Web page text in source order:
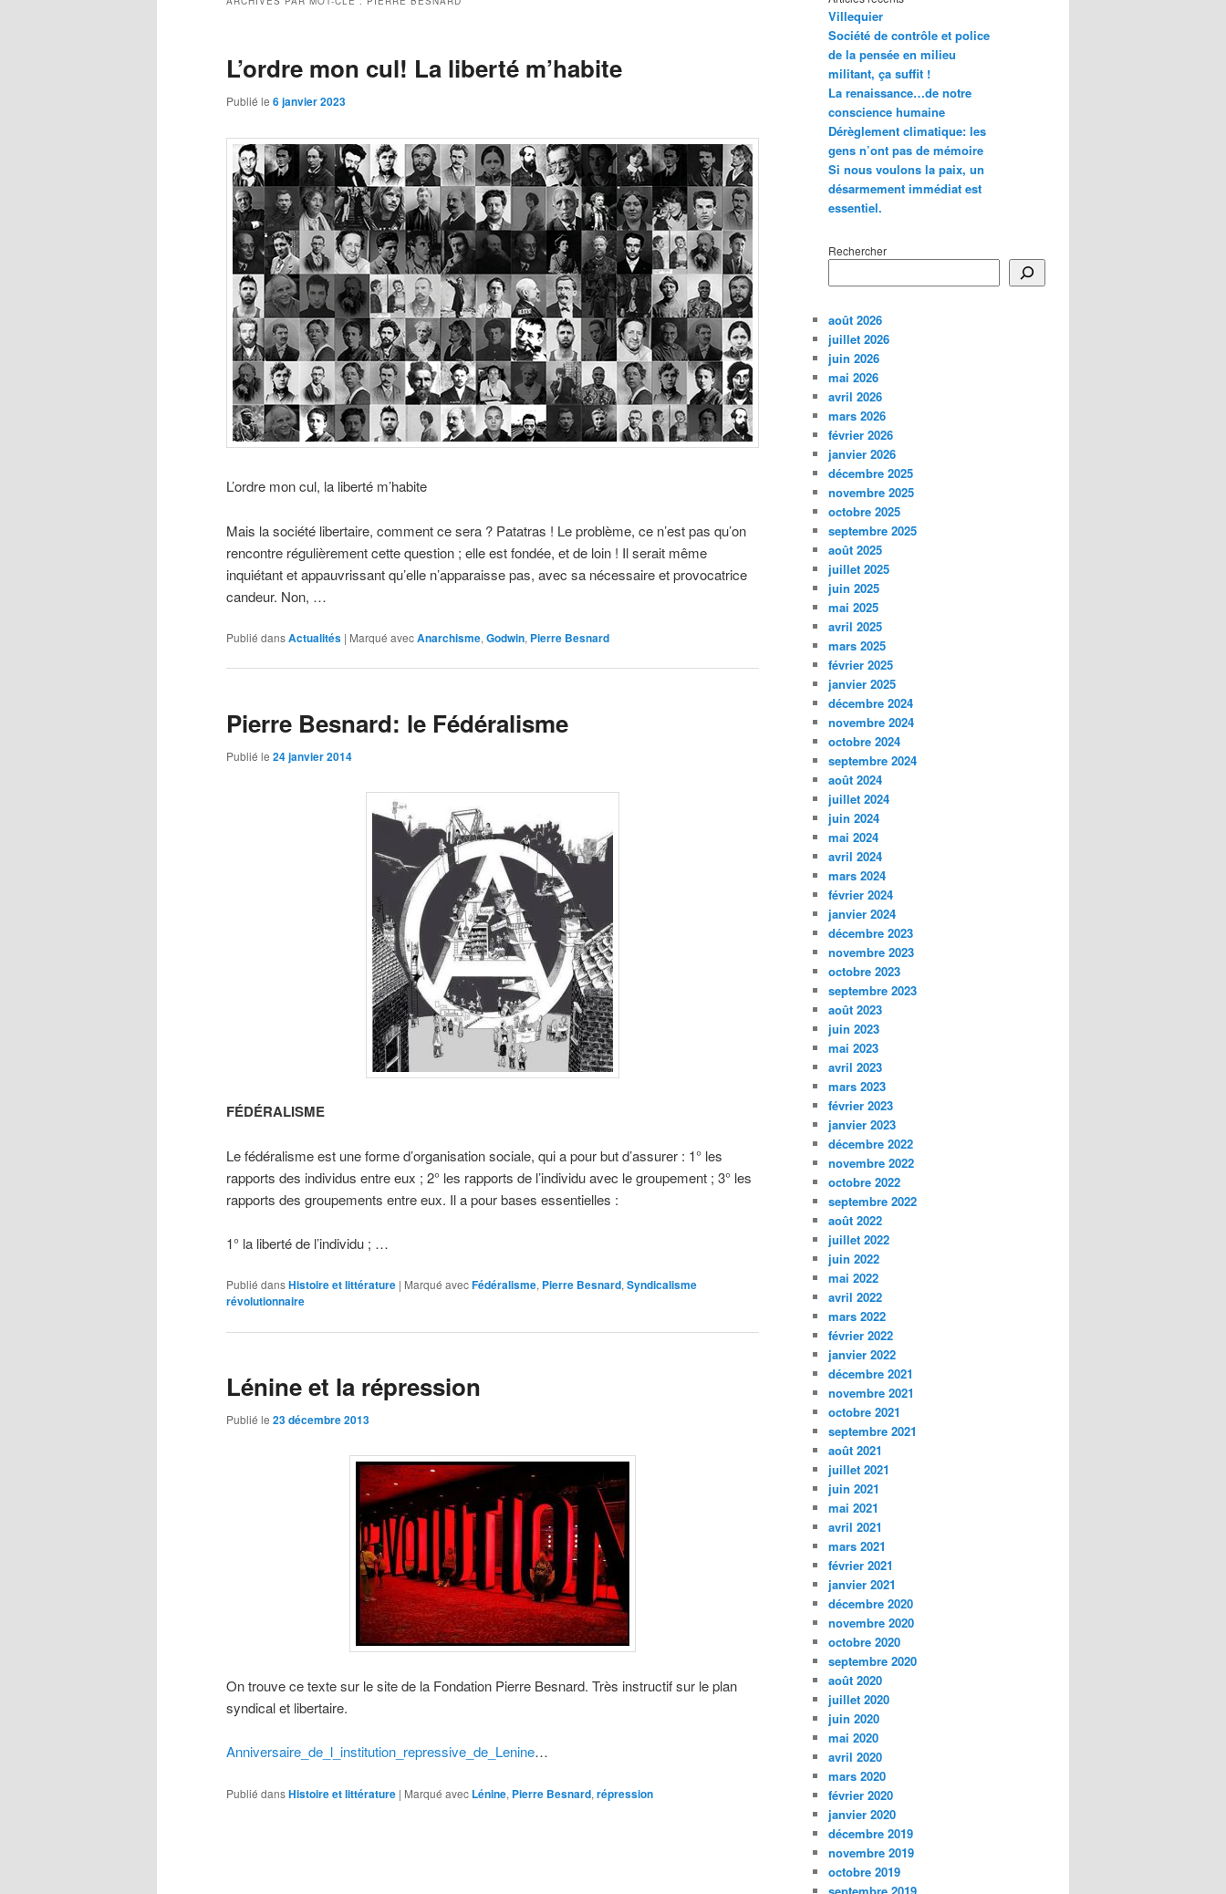
L’ordre mon cul! La liberté m’habite
Publié le 6 janvier 2023
L’ordre mon cul, la liberté m’habite
Mais la société libertaire, comment ce sera ? Patatras ! Le problème, ce n’est pas qu’on
rencontre régulièrement cette question ; elle est fondée, et de loin ! Il serait même
inquiétant et appauvrissant qu’elle n’apparaisse pas, avec sa nécessaire et provocatrice
candeur. Non, …
Publié dansActualités | Marqué avecAnarchisme, Godwin, Pierre Besnard
Pierre Besnard: le Fédéralisme
Publié le 24 janvier 2014
FÉDÉRALISME
Le fédéralisme est une forme d’organisation sociale, qui a pour but d’assurer : 1° les
rapports des individus entre eux ; 2° les rapports de l’individu avec le groupement ; 3° les
rapports des groupements entre eux. Il a pour bases essentielles :
1° la liberté de l’individu ; …
Publié dansHistoire et littérature | Marqué avecFédéralisme, Pierre Besnard,Syndicalisme
révolutionnaire
Lénine et la répression
Publié le 23 décembre 2013
On trouve ce texte sur le site de la Fondation Pierre Besnard. Très instructif sur le plan
syndical et libertaire.
Anniversaire_de_l_institution_repressive_de_Lenine…
Publié dansHistoire et littérature | Marqué avec Lénine, Pierre Besnard, répression
Villequier
Société de contrôle et police
de la pensée en milieu
militant, ça suffit !
La renaissance…de notre
conscience humaine
Dérèglement climatique: les
gens n’ont pas de mémoire
Si nous voulons la paix, un
désarmement immédiat est
essentiel.
Rechercher
août 2026
juillet 2026
juin 2026
mai 2026
avril 2026
mars 2026
février 2026
janvier 2026
décembre 2025
novembre 2025
octobre 2025
septembre 2025
août 2025
juillet 2025
juin 2025
mai 2025
avril 2025
mars 2025
février 2025
janvier 2025
décembre 2024
novembre 2024
octobre 2024
septembre 2024
août 2024
juillet 2024
juin 2024
mai 2024
avril 2024
mars 2024
février 2024
janvier 2024
décembre 2023
novembre 2023
octobre 2023
septembre 2023
août 2023
juin 2023
mai 2023
avril 2023
mars 2023
février 2023
janvier 2023
décembre 2022
novembre 2022
octobre 2022
septembre 2022
août 2022
juillet 2022
juin 2022
mai 2022
avril 2022
mars 2022
février 2022
janvier 2022
décembre 2021
novembre 2021
octobre 2021
septembre 2021
août 2021
juillet 2021
juin 2021
mai 2021
avril 2021
mars 2021
février 2021
janvier 2021
décembre 2020
novembre 2020
octobre 2020
septembre 2020
août 2020
juillet 2020
juin 2020
mai 2020
avril 2020
mars 2020
février 2020
janvier 2020
décembre 2019
novembre 2019
octobre 2019